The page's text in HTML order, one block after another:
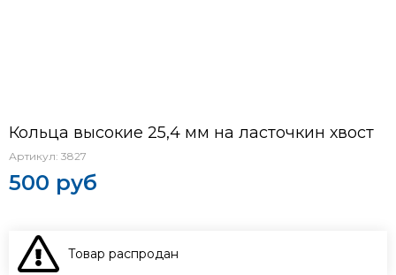
Кольца высокие 25,4 мм на ласточкин хвост
Артикул: 3827
500 руб
Товар распродан